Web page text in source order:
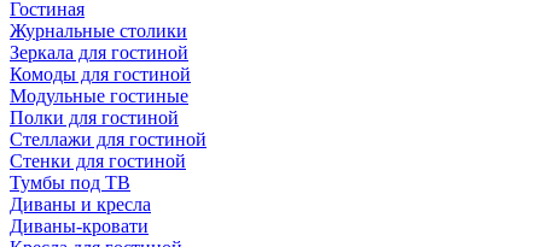
Гостиная
Журнальные столики
Зеркала для гостиной
Комоды для гостиной
Модульные гостиные
Полки для гостиной
Стеллажи для гостиной
Стенки для гостиной
Тумбы под ТВ
Диваны и кресла
Диваны-кровати